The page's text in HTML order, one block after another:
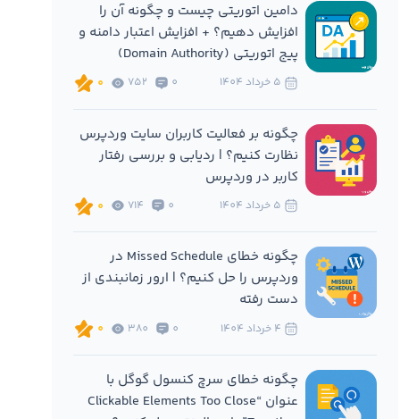
دامین اتوریتی چیست و چگونه آن را
افزایش دهیم؟ + افزایش اعتبار دامنه و
پیج اتوریتی (Domain Authority)
0
752
0
چگونه بر فعالیت کاربران سایت وردپرس
نظارت کنیم؟ | ردیابی و بررسی رفتار
کاربر در وردپرس
0
714
0
چگونه خطای Missed Schedule در
وردپرس را حل کنیم؟ | ارور زمانبندی از
دست رفته
0
380
0
چگونه خطای سرچ کنسول گوگل با
عنوان “Clickable Elements Too Close